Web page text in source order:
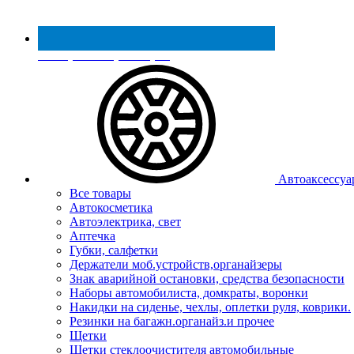
Реестр МинПромТорга
Все товары
Автокосметика
Автоэлектрика, свет
Аптечка
Губки, салфетки
Держатели моб.устройств,органайзеры
Знак аварийной остановки, средства безопасности
Наборы автомобилиста, домкраты, воронки
Накидки на сиденье, чехлы, оплетки руля, коврики.
Резинки на багажн.органайз.и прочее
Щетки
Щетки стеклоочистителя автомобильные